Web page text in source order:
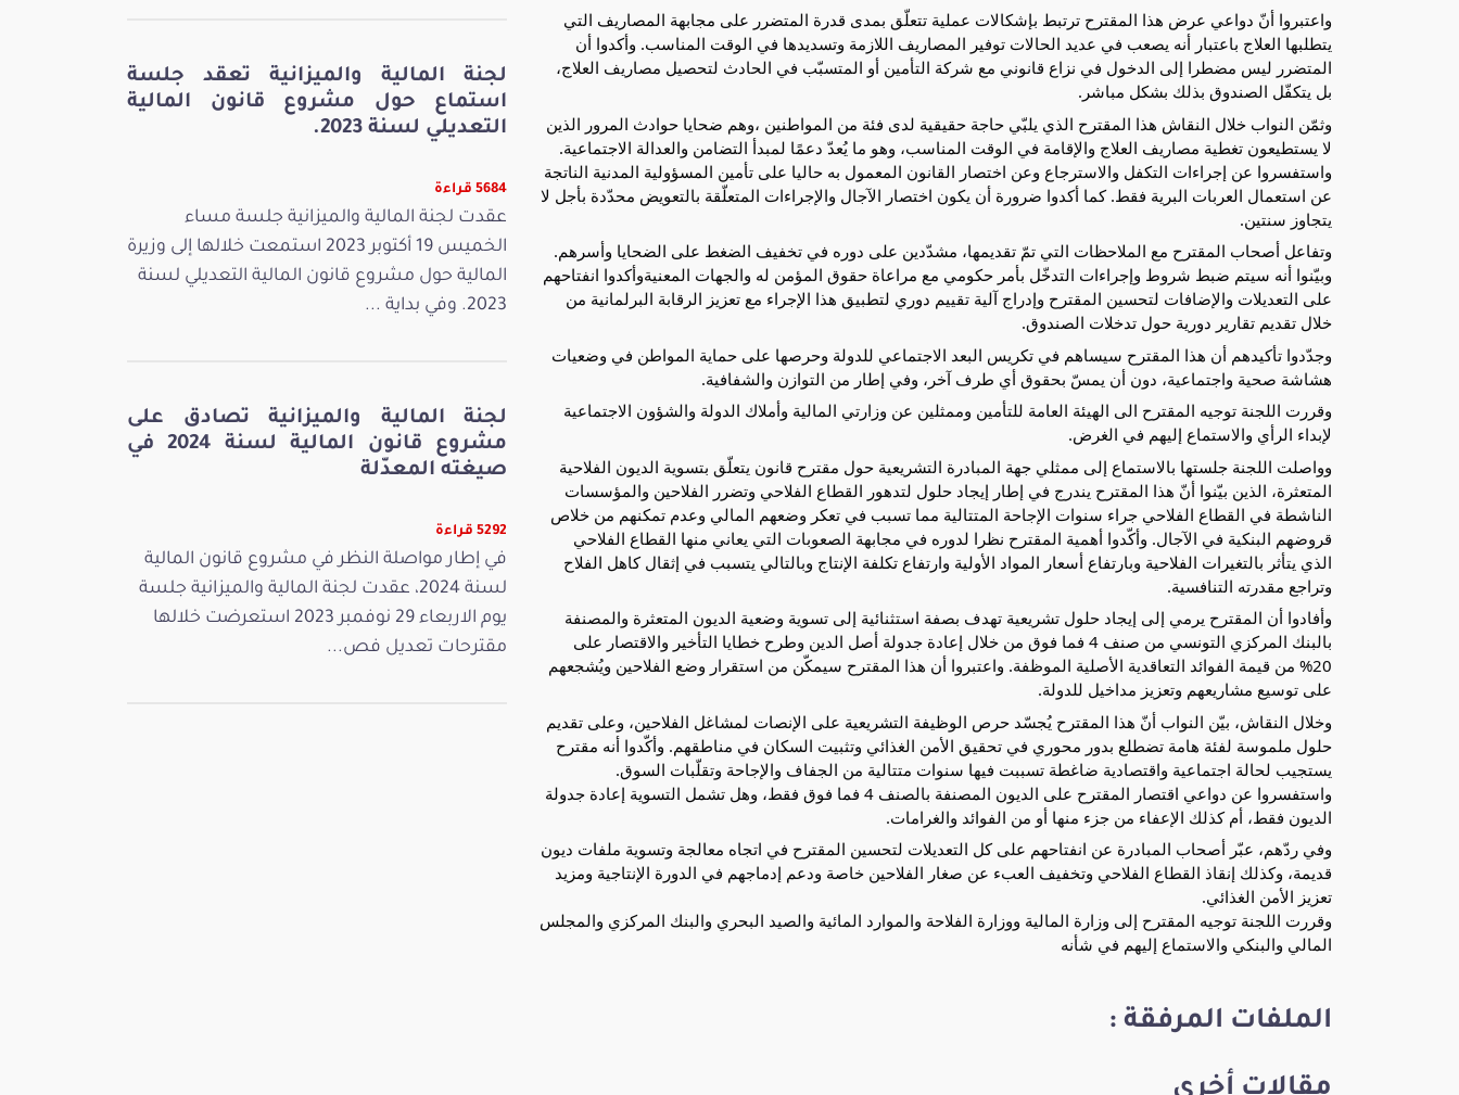
واعتبروا أنّ دواعي عرض هذا المقترح ترتبط بإشكالات عملية تتعلّق بمدى قدرة المتضرر على مجابهة المصاريف التي
يتطلبها العلاج باعتبار أنه يصعب في عديد الحالات توفير المصاريف اللازمة وتسديدها في الوقت المناسب. وأكدوا أن
المتضرر ليس مضطرا إلى الدخول في نزاع قانوني مع شركة التأمين أو المتسبّب في الحادث لتحصيل مصاريف العلاج،
بل يتكفّل الصندوق بذلك بشكل مباشر.
وثمّن النواب خلال النقاش هذا المقترح الذي يلبّي حاجة حقيقية لدى فئة من المواطنين ،وهم ضحايا حوادث المرور الذين
لا يستطيعون تغطية مصاريف العلاج والإقامة في الوقت المناسب، وهو ما يُعدّ دعمًا لمبدأ التضامن والعدالة الاجتماعية.
واستفسروا عن إجراءات التكفل والاسترجاع وعن اختصار القانون المعمول به حاليا على تأمين المسؤولية المدنية الناتجة
عن استعمال العربات البرية فقط. كما أكدوا ضرورة أن يكون اختصار الآجال والإجراءات المتعلّقة بالتعويض محدّدة بأجل لا
يتجاوز سنتين.
وتفاعل أصحاب المقترح مع الملاحظات التي تمّ تقديمها، مشدّدين على دوره في تخفيف الضغط على الضحايا وأسرهم.
وبيّنوا أنه سيتم ضبط شروط وإجراءات التدخّل بأمر حكومي مع مراعاة حقوق المؤمن له والجهات المعنيةوأكدوا انفتاحهم
على التعديلات والإضافات لتحسين المقترح وإدراج آلية تقييم دوري لتطبيق هذا الإجراء مع تعزيز الرقابة البرلمانية من
خلال تقديم تقارير دورية حول تدخلات الصندوق.
وجدّدوا تأكيدهم أن هذا المقترح سيساهم في تكريس البعد الاجتماعي للدولة وحرصها على حماية المواطن في وضعيات
هشاشة صحية واجتماعية، دون أن يمسّ بحقوق أي طرف آخر، وفي إطار من التوازن والشفافية.
وقررت اللجنة توجيه المقترح الى الهيئة العامة للتأمين وممثلين عن وزارتي المالية وأملاك الدولة والشؤون الاجتماعية
لإبداء الرأي والاستماع إليهم في الغرض.
وواصلت اللجنة جلستها بالاستماع إلى ممثلي جهة المبادرة التشريعية حول مقترح قانون يتعلّق بتسوية الديون الفلاحية
المتعثرة، الذين بيّنوا أنّ هذا المقترح يندرج في إطار إيجاد حلول لتدهور القطاع الفلاحي وتضرر الفلاحين والمؤسسات
الناشطة في القطاع الفلاحي جراء سنوات الإجاحة المتتالية مما تسبب في تعكر وضعهم المالي وعدم تمكنهم من خلاص
قروضهم البنكية في الآجال. وأكّدوا أهمية المقترح نظرا لدوره في مجابهة الصعوبات التي يعاني منها القطاع الفلاحي
الذي يتأثر بالتغيرات الفلاحية وبارتفاع أسعار المواد الأولية وارتفاع تكلفة الإنتاج وبالتالي يتسبب في إثقال كاهل الفلاح
وتراجع مقدرته التنافسية.
وأفادوا أن المقترح يرمي إلى إيجاد حلول تشريعية تهدف بصفة استثنائية إلى تسوية وضعية الديون المتعثرة والمصنفة
بالبنك المركزي التونسي من صنف 4 فما فوق من خلال إعادة جدولة أصل الدين وطرح خطايا التأخير والاقتصار على
20% من قيمة الفوائد التعاقدية الأصلية الموظفة. واعتبروا أن هذا المقترح سيمكّن من استقرار وضع الفلاحين ويُشجعهم
على توسيع مشاريعهم وتعزيز مداخيل للدولة.
وخلال النقاش، بيّن النواب أنّ هذا المقترح يُجسّد حرص الوظيفة التشريعية على الإنصات لمشاغل الفلاحين، وعلى تقديم
حلول ملموسة لفئة هامة تضطلع بدور محوري في تحقيق الأمن الغذائي وتثبيت السكان في مناطقهم. وأكّدوا أنه مقترح
يستجيب لحالة اجتماعية واقتصادية ضاغطة تسببت فيها سنوات متتالية من الجفاف والإجاحة وتقلّبات السوق.
واستفسروا عن دواعي اقتصار المقترح على الديون المصنفة بالصنف 4 فما فوق فقط، وهل تشمل التسوية إعادة جدولة
الديون فقط، أم كذلك الإعفاء من جزء منها أو من الفوائد والغرامات.
وفي ردّهم، عبّر أصحاب المبادرة عن انفتاحهم على كل التعديلات لتحسين المقترح في اتجاه معالجة وتسوية ملفات ديون
قديمة، وكذلك إنقاذ القطاع الفلاحي وتخفيف العبء عن صغار الفلاحين خاصة ودعم إدماجهم في الدورة الإنتاجية ومزيد
تعزيز الأمن الغذائي.
وقررت اللجنة توجيه المقترح إلى وزارة المالية ووزارة الفلاحة والموارد المائية والصيد البحري والبنك المركزي والمجلس
المالي والبنكي والاستماع إليهم في شأنه
الملفات المرفقة :
لجنة المالية والميزانية تعقد جلسة
استماع حول مشروع قانون المالية
التعديلي لسنة 2023.
5684 قراءة
عقدت لجنة المالية والميزانية جلسة مساء
الخميس 19 أكتوبر 2023 استمعت خلالها إلى وزيرة
المالية حول مشروع قانون المالية التعديلي لسنة
2023. وفي بداية ...
لجنة المالية والميزانية تصادق على
مشروع قانون المالية لسنة 2024 في
صيغته المعدّلة
5292 قراءة
في إطار مواصلة النظر في مشروع قانون المالية
لسنة 2024، عقدت لجنة المالية والميزانية جلسة
يوم الاربعاء 29 نوفمبر 2023 استعرضت خلالها
مقترحات تعديل فص...